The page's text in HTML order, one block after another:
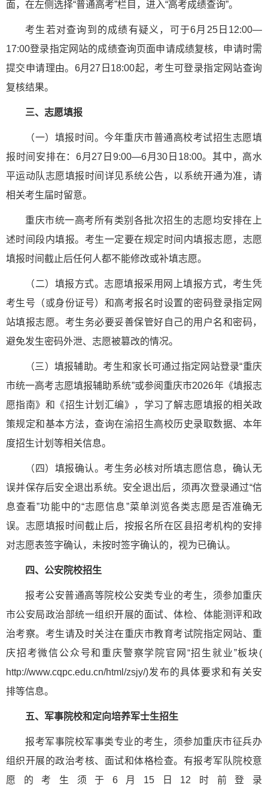
面，在左侧选择“普通高考”栏目，进入“高考成绩查询”。
考生若对查询到的成绩有疑义，可于6月25日12:00—
17:00登录指定网站的成绩查询页面申请成绩复核，申请时需
提交申请理由。6月27日18:00起，考生可登录指定网站查询
复核结果。
三、志愿填报
（一）填报时间。今年重庆市普通高校考试招生志愿填
报时间安排在：6月27日9:00—6月30日18:00。其中，高水
平运动队志愿填报时间详见系统公告，以系统开通为准，请
相关考生届时留意。
重庆市统一高考所有类别各批次招生的志愿均安排在上
述时间段内填报。考生一定要在规定时间内填报志愿，志愿
填报时间截止后任何人都不能修改或补填志愿。
（二）填报方式。志愿填报采用网上填报方式，考生凭
考生号（或身份证号）和高考报名时设置的密码登录指定网
站填报志愿。考生务必要妥善保管好自己的用户名和密码，
避免发生密码外泄、志愿被篡改的情况。
（三）填报辅助。考生和家长可通过指定网站登录“重庆
市统一高考志愿填报辅助系统”或参阅重庆市2026年《填报志
愿指南》和《招生计划汇编》，学习了解志愿填报的相关政
策规定和基本方法，查询在渝招生高校历史录取数据、本年
度招生计划等相关信息。
（四）填报确认。考生务必核对所填志愿信息，确认无
误并保存后安全退出系统。安全退出后，须再次登录通过“信
息查看”功能中的“志愿信息”菜单浏览各类志愿是否准确无
误。志愿填报时间截止后，按报名所在区县招考机构的安排
对志愿表签字确认，未按时签字确认的，视为已确认。
四、公安院校招生
报考公安普通高等院校公安类专业的考生，须参加重庆
市公安局政治部统一组织开展的面试、体检、体能测评和政
治考察。考生请及时关注在重庆市教育考试院指定网站、重
庆招考微信公众号和重庆警察学院官网“招生就业”板块(
http://www.cqpc.edu.cn/html/zsjy/)发布的具体要求和有关安
排等信息。
五、军事院校和定向培养军士生招生
报考军事院校军事类专业的考生，须参加重庆市征兵办
组织开展的政治考核、面试和体格检查。有报考军队院校意
愿的考生须于6月15日12时前登录